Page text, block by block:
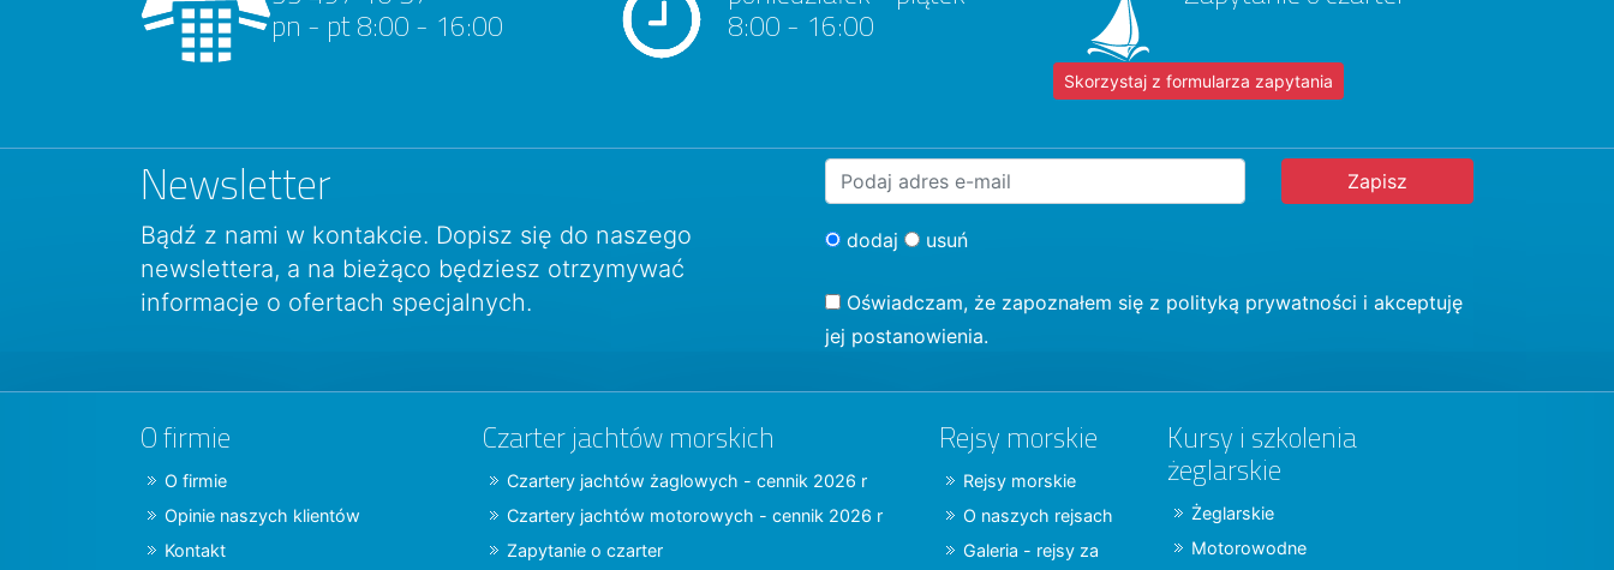
pn - pt 8:00 - 16:00 8:00 - 16:00
Skorzystaj z formularza zapytania
Newsletter
Bądź z nami w kontakcie. Dopisz się do naszego
newslettera, a na bieżąco będziesz otrzymywać
informacje o ofertach specjalnych.
dodaj usuń
Oświadczam, że zapoznałem się z polityką prywatności i akceptuję
jej postanowienia.
O firmie
O firmie
Opinie naszych klientów
Kontakt
Czarter jachtów morskich
Czartery jachtów żaglowych - cennik 2026 r
Czartery jachtów motorowych - cennik 2026 r
Zapytanie o czarter
Rejsy morskie
Rejsy morskie
O naszych rejsach
Galeria - rejsy za
Kursy i szkolenia
żeglarskie
Żeglarskie
Motorowodne